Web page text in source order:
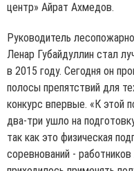
центр» Айрат Ахмедов.
Руководитель
Ленар Губайдуллин стал
в 2015 году. Сегодня он
полосы препятствий для
конкурс впервые. «К этой
два-три ушло на
так как это физическая
соревнований -